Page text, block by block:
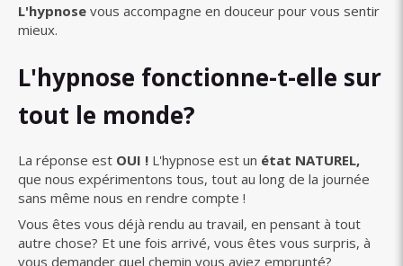
L'hypnose vous accompagne en douceur pour vous sentir
mieux.
L'hypnose fonctionne-t-elle sur
tout le monde?
La réponse est OUI ! L'hypnose est un état NATUREL,
que nous expérimentons tous, tout au long de la journée
sans même nous en rendre compte !
Vous êtes vous déjà rendu au travail, en pensant à tout
autre chose? Et une fois arrivé, vous êtes vous surpris, à
vous demander quel chemin vous aviez emprunté?